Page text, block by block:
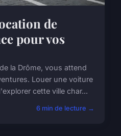
de
pour vos
la Drôme, vous attend
Louer une voiture
cette ville char...
6 min de lecture →